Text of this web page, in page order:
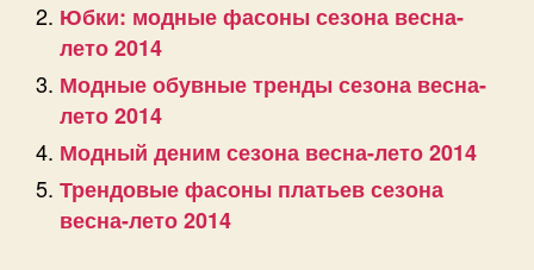
Юбки: модные фасоны сезона весна-
лето 2014
Модные обувные тренды сезона весна-
лето 2014
Модный деним сезона весна-лето 2014
Трендовые фасоны платьев сезона
весна-лето 2014